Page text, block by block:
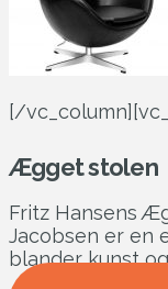
[/
Ægget stolen
Fritz Hansens
Jacobsen er en
blander kunst